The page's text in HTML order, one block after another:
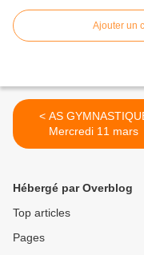
Ajouter un
< AS GYMNASTIQUE
Mercredi 11 mars
Hébergé par Overblog
Top articles
Pages